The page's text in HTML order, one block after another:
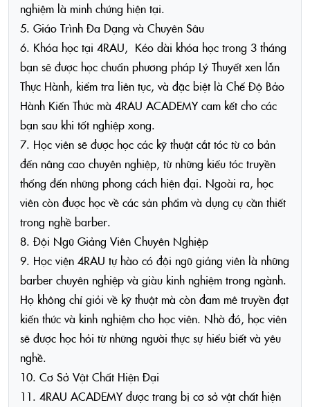
nghiệm là minh chứng hiện tại.
5. Giáo Trình Đa Dạng và Chuyên Sâu
6. Khóa học tại 4RAU, Kéo dài khóa học trong 3 tháng
bạn sẽ được học chuẩn phương pháp Lý Thuyết xen lẫn
Thực Hành, kiểm tra liên tục, và đặc biệt là Chế Độ Bảo
Hành Kiến Thức mà 4RAU ACADEMY cam kết cho các
bạn sau khi tốt nghiệp xong.
7. Học viên sẽ được học các kỹ thuật cắt tóc từ cơ bản
đến nâng cao chuyên nghiệp, từ những kiểu tóc truyền
thống đến những phong cách hiện đại. Ngoài ra, học
viên còn được học về các sản phẩm và dụng cụ cần thiết
trong nghề barber.
8. Đội Ngũ Giảng Viên Chuyên Nghiệp
9. Học viện 4RAU tự hào có đội ngũ giảng viên là những
barber chuyên nghiệp và giàu kinh nghiệm trong ngành.
Họ không chỉ giỏi về kỹ thuật mà còn đam mê truyền đạt
kiến thức và kinh nghiệm cho học viên. Nhờ đó, học viên
sẽ được học hỏi từ những người thực sự hiểu biết và yêu
nghề.
10. Cơ Sở Vật Chất Hiện Đại
11. 4RAU ACADEMY được trang bị cơ sở vật chất hiện